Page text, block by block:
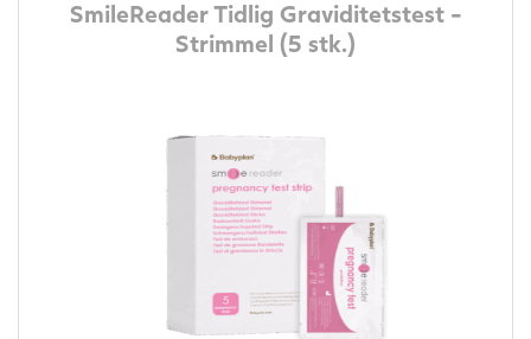
SmileReader Tidlig Graviditetstest -
Strimmel (5 stk.)